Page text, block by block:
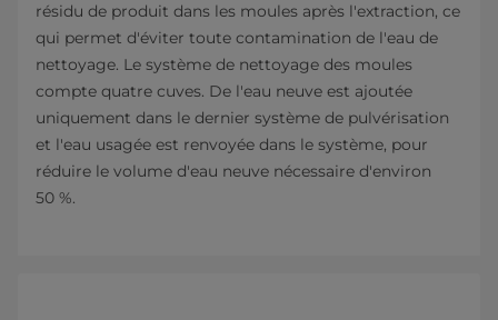
résidu de produit dans les moules après l'extraction, ce
qui permet d'éviter toute contamination de l'eau de
nettoyage. Le système de nettoyage des moules
compte quatre cuves. De l'eau neuve est ajoutée
uniquement dans le dernier système de pulvérisation
et l'eau usagée est renvoyée dans le système, pour
réduire le volume d'eau neuve nécessaire d'environ
50 %.